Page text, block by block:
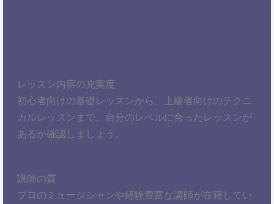
レッスン内容の充実度
初心者向けの基礎レッスンから、上級者向けのテクニ
カルレッスンまで、自分のレベルに合ったレッスンが
あるか確認しましょう。
講師の質
プロのミュージシャンや経験豊富な講師が在籍してい